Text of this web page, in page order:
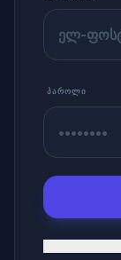
ᲞᲐᲠᲝᲚᲘ